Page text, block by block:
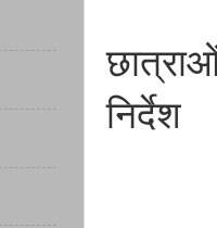
निर्देश